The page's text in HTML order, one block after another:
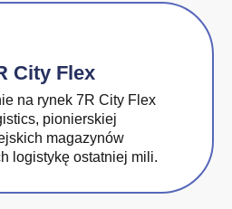
City Flex
na rynek 7R City Flex
pionierskiej
magazynów
logistykę ostatniej mili.